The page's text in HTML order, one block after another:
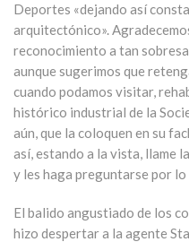
Deportes «dejando así
arquitectónico».
reconocimiento a tan
aunque sugerimos que
cuando podamos visitar,
histórico industrial de la
aún, que la coloquen en su
así, estando a la vista, llame
y les haga preguntarse por
El balido angustiado de los
hizo despertar a la agente